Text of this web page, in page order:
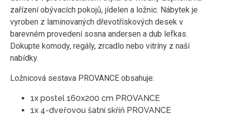
zařízení obývacích pokojů, jídelen a ložnic. Nábytek je
vyroben z laminovaných dřevotřískových desek v
barevném provedení sosna andersen a dub lefkas.
Dokupte komody, regály, zrcadlo nebo vitríny z naší
nabídky.
Ložnicová sestava PROVANCE obsahuje:
1x postel 160x200 cm PROVANCE
1x 4-dveřovou šatní skříň PROVANCE